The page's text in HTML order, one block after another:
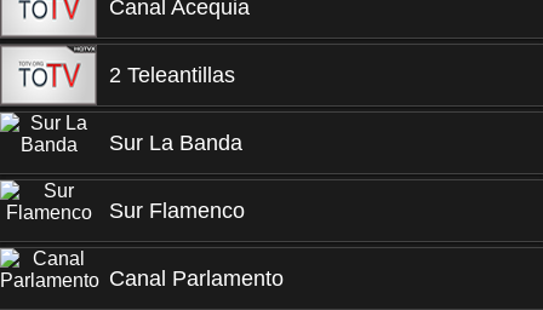
Canal Acequia
2 Teleantillas
Sur La Banda
Sur Flamenco
Canal Parlamento